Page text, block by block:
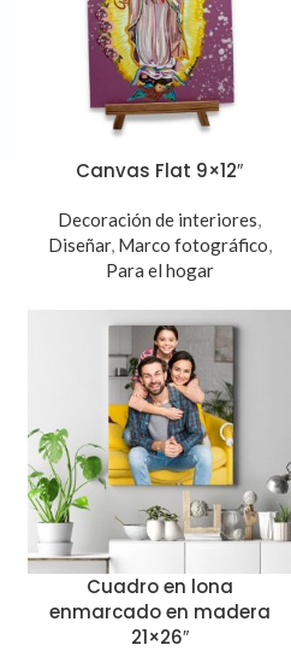
Canvas Flat 9×12″
Decoración de interiores,
Diseñar, Marco fotográfico,
Para el hogar
Cuadro en lona
enmarcado en madera
21×26″